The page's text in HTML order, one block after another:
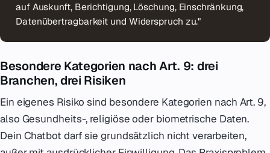
auf Auskunft, Berichtigung, Löschung, Einschränkung,
Datenübertragbarkeit und Widerspruch zu."
Besondere Kategorien nach Art. 9: drei
Branchen, drei Risiken
Ein eigenes Risiko sind besondere Kategorien nach Art. 9,
also Gesundheits-, religiöse oder biometrische Daten.
Dein Chatbot darf sie grundsätzlich nicht verarbeiten,